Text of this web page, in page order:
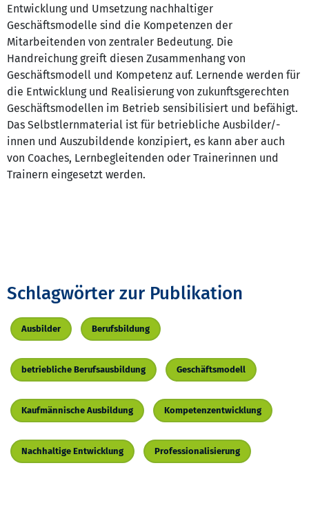
Entwicklung und Umsetzung nachhaltiger
Geschäftsmodelle sind die Kompetenzen der
Mitarbeitenden von zentraler Bedeutung. Die
Handreichung greift diesen Zusammenhang von
Geschäftsmodell und Kompetenz auf. Lernende werden für
die Entwicklung und Realisierung von zukunftsgerechten
Geschäftsmodellen im Betrieb sensibilisiert und befähigt.
Das Selbstlernmaterial ist für betriebliche Ausbilder/-
innen und Auszubildende konzipiert, es kann aber auch
von Coaches, Lernbegleitenden oder Trainerinnen und
Trainern eingesetzt werden.
Schlagwörter zur Publikation
Ausbilder Berufsbildung
betriebliche Berufsausbildung Geschäftsmodell
Kaufmännische Ausbildung Kompetenzentwicklung
Nachhaltige Entwicklung Professionalisierung